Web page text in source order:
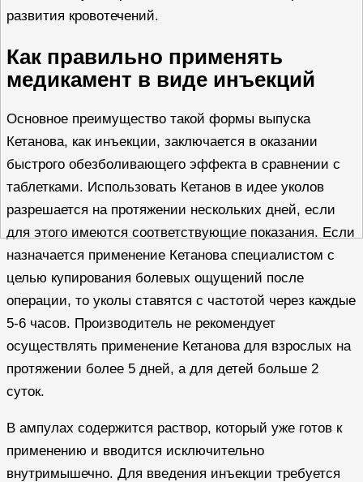
развития кровотечений.
Как правильно применять
медикамент в виде инъекций
Основное преимущество такой формы выпуска
Кетанова, как инъекции, заключается в оказании
быстрого обезболивающего эффекта в сравнении с
таблетками. Использовать Кетанов в идее уколов
разрешается на протяжении нескольких дней, если
для этого имеются соответствующие показания. Если
назначается применение Кетанова специалистом с
целью купирования болевых ощущений после
операции, то уколы ставятся с частотой через каждые
5-6 часов. Производитель не рекомендует
осуществлять применение Кетанова для взрослых на
протяжении более 5 дней, а для детей больше 2
суток.
В ампулах содержится раствор, который уже готов к
применению и вводится исключительно
внутримышечно. Для введения инъекции требуется